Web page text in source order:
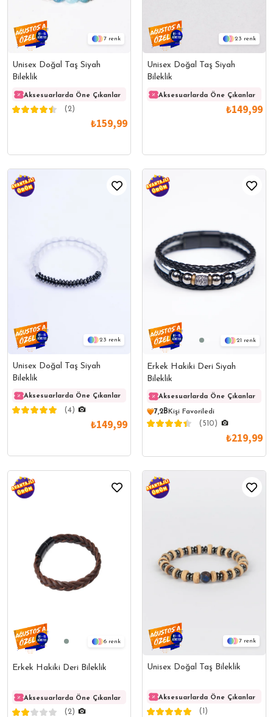
7
Unisex Doğal Taş Siyah
Bileklik
Aksesuarlarda Öne Çıkanlar Aksesuarlarda Öne Çıkanlar
(2)
₺159,99
23
Unisex Doğal Taş Siyah
Bileklik
Aksesuarlarda Öne Çıkanlar
₺149,99
23
Unisex Doğal Taş Siyah
Bileklik
Aksesuarlarda Öne Çıkanlar Aksesuarlarda Öne Çıkanlar
(4)
₺149,99
21
Erkek Hakiki Deri Siyah
Bileklik
Aksesuarlarda Öne Çıkanlar
7,2B Kişi Favoriledi
(510)
₺219,99
6
Erkek Hakiki Deri Bileklik
Aksesuarlarda Öne Çıkanlar Aksesuarlarda Öne Çıkanlar
(2)
7
Unisex Doğal Taş Bileklik
Aksesuarlarda Öne Çıkanlar
(1)